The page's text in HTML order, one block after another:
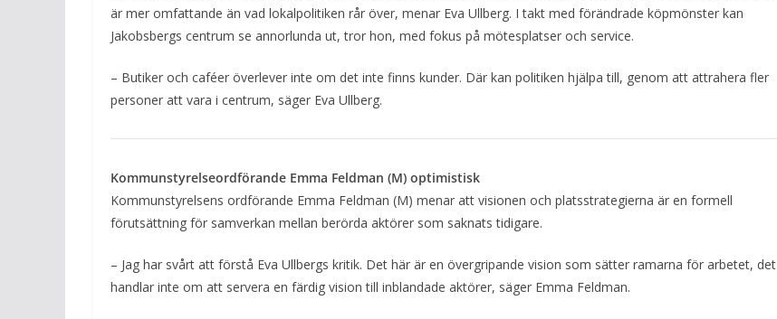
är mer omfattande än vad lokalpolitiken rår över, menar Eva Ullberg. I takt med förändrade köpmönster kan
Jakobsbergs centrum se annorlunda ut, tror hon, med fokus på mötesplatser och service.
– Butiker och caféer överlever inte om det inte finns kunder. Där kan politiken hjälpa till, genom att attrahera fler
personer att vara i centrum, säger Eva Ullberg.
Kommunstyrelseordförande Emma Feldman (M) optimistisk
Kommunstyrelsens ordförande Emma Feldman (M) menar att visionen och platsstrategierna är en formell
förutsättning för samverkan mellan berörda aktörer som saknats tidigare.
– Jag har svårt att förstå Eva Ullbergs kritik. Det här är en övergripande vision som sätter ramarna för arbetet, det
handlar inte om att servera en färdig vision till inblandade aktörer, säger Emma Feldman.